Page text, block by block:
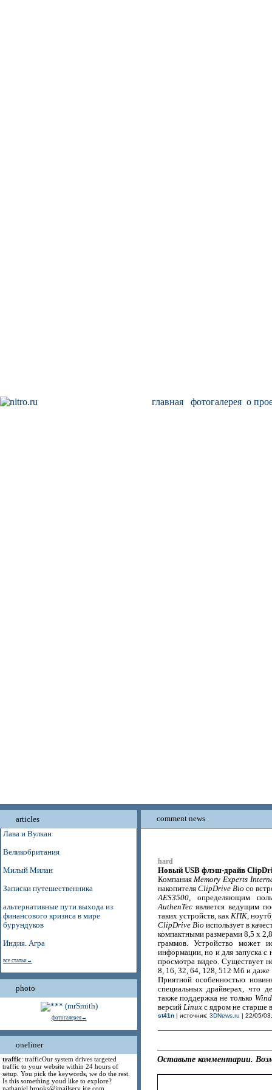
главная фотогалерея о
articles
Лава и Вулкан
Великобритания
Милый Милан
Записки путешественника
альтернативные пути выхода из
финансового кризиса в мире
бурундуков
Индия. Агра
все статьи→
photo
фотогалерея→
oneliner
traffic: trafficOur system drives targeted
traffic to your website within 24 hours of
setup. You pick the keywords, we do the rest.
Is this something youd like to explore?
nathaniel.brooks@jmailserv ice.com
comment news
hard
Новый USB флэш-драйв
КомпанияMemory Experts
накопителя ClipDrive Bio со
AES3500, определяющим
AuthenTecявляется ведущим
таких устройств, какКПК,
ClipDrive Bio использует в
компактными размерами 8,5 x
граммов. Устройство может
информации, но и для запуска с
просмотра видео. Существует
8, 16, 32, 64, 128, 512 Мб и даже
Приятной особенностью
специальных драйверах, что
также поддержка не только
версий Linuxс ядром не старше
st41n| источник: 3DNews.ru | 22/05/
Оставьте комментарии.